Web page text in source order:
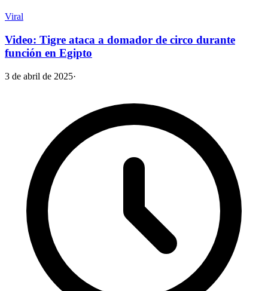
Viral
Video: Tigre ataca a domador de circo durante
función en Egipto
3 de abril de 2025·